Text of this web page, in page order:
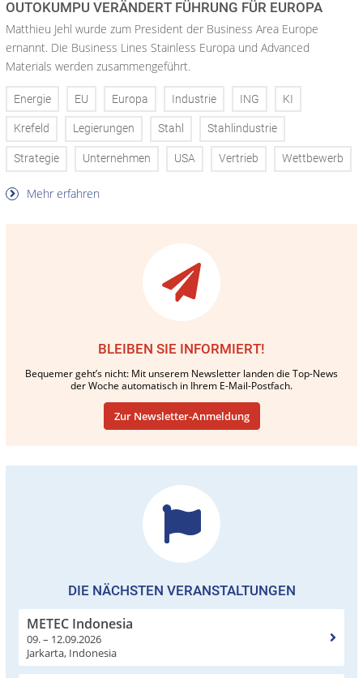
OUTOKUMPU VERÄNDERT FÜHRUNG FÜR EUROPA
Matthieu Jehl wurde zum President der Business Area Europe
ernannt. Die Business Lines Stainless Europa und Advanced
Materials werden zusammengeführt.
Energie EU Europa Industrie ING KI
Krefeld Legierungen Stahl Stahlindustrie
Strategie Unternehmen USA Vertrieb Wettbewerb
Mehr erfahren
BLEIBEN SIE INFORMIERT!
Bequemer geht’s nicht: Mit unserem Newsletter landen die Top-News
der Woche automatisch in Ihrem E-Mail-Postfach.
Zur Newsletter-Anmeldung
DIE NÄCHSTEN VERANSTALTUNGEN
METEC Indonesia
09. – 12.09.2026
Jarkarta, Indonesia